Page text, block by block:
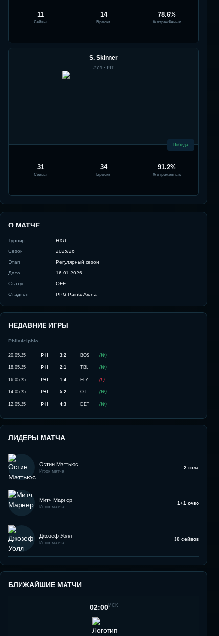
11
Сейвы
14
Броски
78.6%
% отражённых
S. Skinner
#74· PIT
Победа
31
Сейвы
34
Броски
91.2%
% отражённых
О МАТЧЕ
Турнир
НХЛ
Сезон
2025/26
Этап
Регулярный сезон
Дата
16.01.2026
Статус
OFF
Стадион
PPG Paints Arena
НЕДАВНИЕ ИГРЫ
Philadelphia
20.05.25 PHI 3:2 BOS (W)
18.05.25 PHI 2:1 TBL (W)
16.05.25 PHI 1:4 FLA (L)
14.05.25 PHI 5:2 OTT (W)
12.05.25 PHI 4:3 DET (W)
ЛИДЕРЫ МАТЧА
Остин Мэттьюс
Игрок матча
2 гола
Митч Марнер
Игрок матча
1+1 очко
Джозеф Уолл
Игрок матча
30 сейвов
БЛИЖАЙШИЕ МАТЧИ
02:00МСК